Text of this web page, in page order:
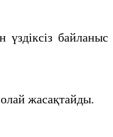
үздiксiз байланыс
жасақтайды.